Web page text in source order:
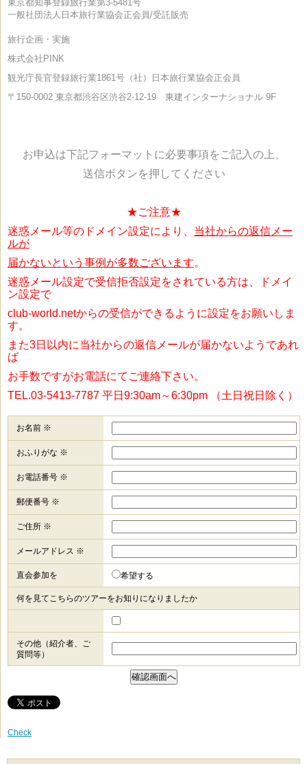
東京都知事登録旅行業第3-5481号
一般社団法人日本旅行業協会正会員/受託販売
旅行企画・実施
株式会社PINK
観光庁長官登録旅行業1861号（社）日本旅行業協会正会員
〒150-0002 東京都渋谷区渋谷2-12-19 東建インターナショナル 9F
お申込は下記フォーマットに必要事項をご記入の上、
送信ボタンを押してください
★ご注意★
迷惑メール等のドメイン設定により、 当社からの返信メー
ルが
届かないという事例が多数ございます。
迷惑メール設定で受信拒否設定をされている方は、ドメイ
ン設定で
club-world.netからの受信ができるように設定をお願いしま
す。
また3日以内に当社からの返信メールが届かないようであれ
ば
お手数ですがお電話にてご連絡下さい。
TEL.03-5413-7787 平日9:30am～6:30pm （土日祝日除く）
お名前 ※
おふりがな ※
お電話番号 ※
郵便番号 ※
ご住所 ※
メールアドレス ※
直会参加を 希望する
何を見てこちらのツアーをお知りになりましたか
その他（紹介者、ご
質問等）
Check